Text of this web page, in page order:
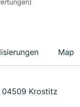
Map
04509 Krostitz